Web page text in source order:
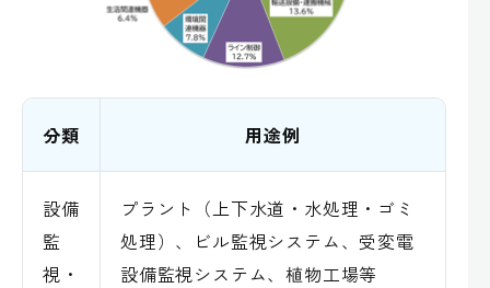
分類 用途例
設備
監
視・
プラント（上下水道・水処理・ゴミ
処理）、ビル監視システム、受変電
設備監視システム、植物工場等